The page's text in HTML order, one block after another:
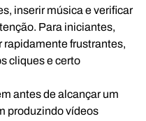
inserir música e verificar
Para iniciantes,
rapidamente frustrantes,
cliques e certo
antes de alcançar um
produzindo vídeos